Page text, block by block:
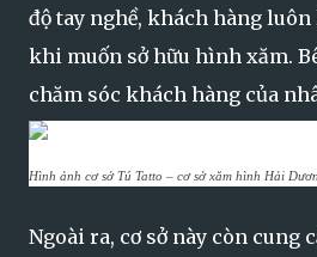
độ tay nghề, khách hàng luôn
khi muốn sở hữu hình xăm.
chăm sóc khách hàng của
Hình ảnh cơ sở Tú Tatto – cơ sở xăm hình Hải
Ngoài ra, cơ sở này còn cung